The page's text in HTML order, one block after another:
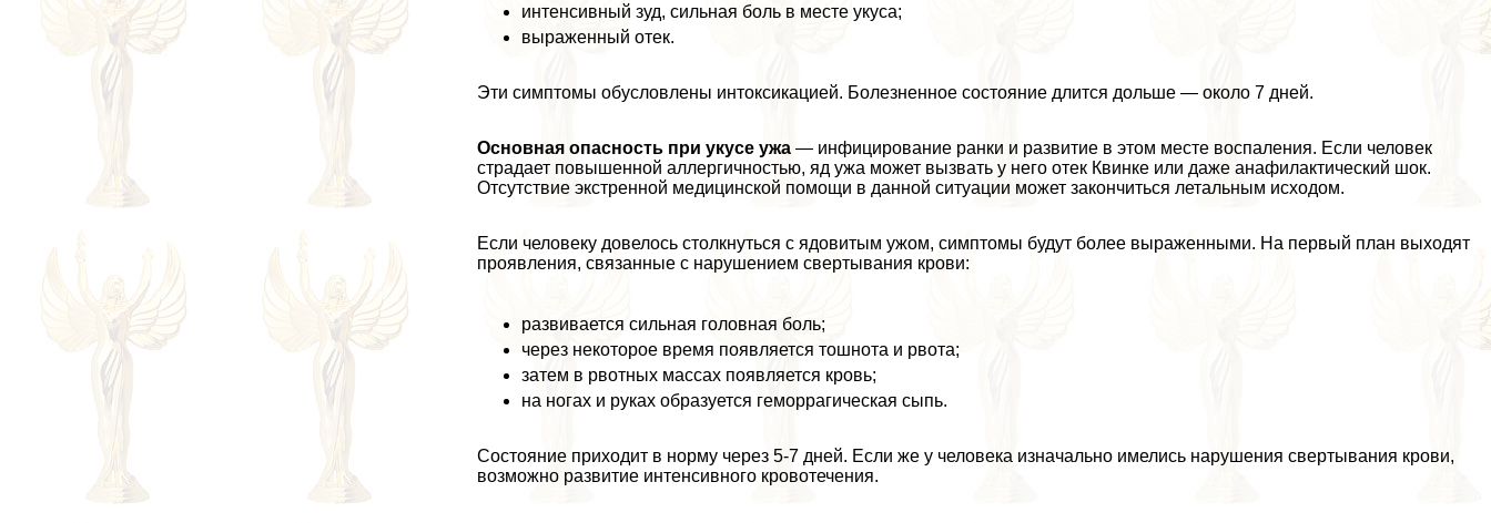
интенсивный зуд, сильная боль в месте укуса;
выраженный отек.
Эти симптомы обусловлены интоксикацией. Болезненное состояние длится дольше — около 7 дней.
Основная опасность при укусе ужа — инфицирование ранки и развитие в этом месте воспаления. Если человек
страдает повышенной аллергичностью, яд ужа может вызвать у него отек Квинке или даже анафилактический шок.
Отсутствие экстренной медицинской помощи в данной ситуации может закончиться летальным исходом.
Если человеку довелось столкнуться с ядовитым ужом, симптомы будут более выраженными. На первый план выходят
проявления, связанные с нарушением свертывания крови:
развивается сильная головная боль;
через некоторое время появляется тошнота и рвота;
затем в рвотных массах появляется кровь;
на ногах и руках образуется геморрагическая сыпь.
Состояние приходит в норму через 5-7 дней. Если же у человека изначально имелись нарушения свертывания крови,
возможно развитие интенсивного кровотечения.